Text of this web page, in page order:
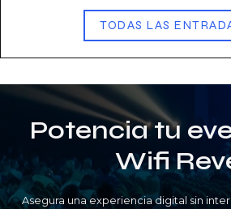
TODAS LAS
Potencia tu
Wifi
Asegura una experiencia digital sin